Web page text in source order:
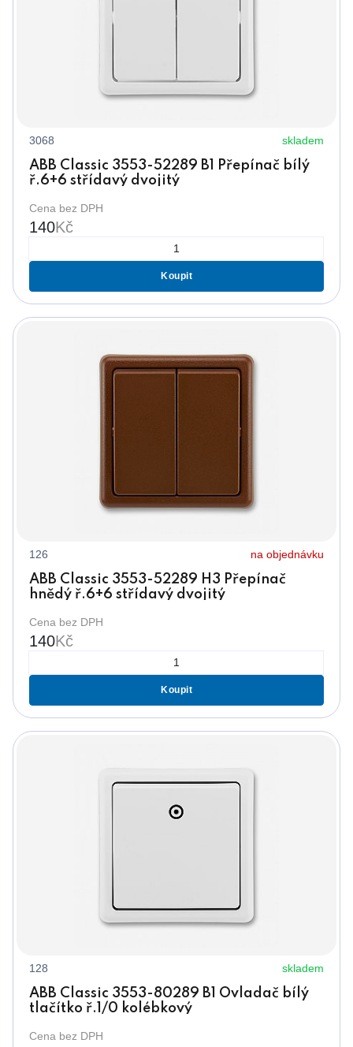
3068 skladem
ABB Classic 3553-52289 B1 Přepínač bílý
ř.6+6 střídavý dvojitý
Cena bez DPH
140Kč
Koupit
126 na objednávku
ABB Classic 3553-52289 H3 Přepínač
hnědý ř.6+6 střídavý dvojitý
Cena bez DPH
140Kč
Koupit
128 skladem
ABB Classic 3553-80289 B1 Ovladač bílý
tlačítko ř.1/0 kolébkový
Cena bez DPH